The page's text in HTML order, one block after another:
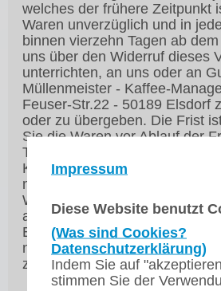
Impressum
Diese Website benutzt
(Was sind Cookies?
Datenschutzerklärung)
Indem Sie auf
stimmen Sie der
welches der frühere Zeitpunkt
Waren unverzüglich und in
binnen vierzehn Tagen ab
uns über den Widerruf dieses
unterrichten, an uns oder an
Müllenmeister - Kaffee-
Feuser-Str.22 - 50189 Elsdorf
oder zu übergeben. Die Frist
Sie die Waren vor Ablauf der
Tagen absenden. Sie tragen
Kosten der Rücksendung der
müssen für einen etwaigen
Waren nur aufkommen, wenn
auf einen zur Prüfung der
Eigenschaften und
nicht notwendigen Umgang mit
zurückzuführen ist.